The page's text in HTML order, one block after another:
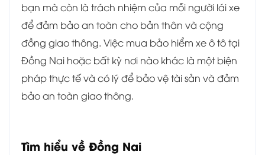
bạn mà còn là trách nhiệm của mỗi người lái xe
để đảm bảo an toàn cho bản thân và cộng
đồng giao thông. Việc mua bảo hiểm xe ô tô tại
Đồng Nai hoặc bất kỳ nơi nào khác là một biện
pháp thực tế và có lý để bảo vệ tài sản và đảm
bảo an toàn giao thông.
Tìm hiểu về Đồng Nai